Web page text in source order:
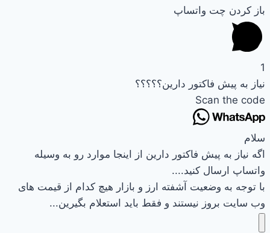
باز کردن چت واتساپ
1
نیاز به پیش فاکتور دارین؟؟؟؟؟
Scan the code
سلام
اگه نیاز به پیش فاکتور دارین از اینجا موارد رو به وسیله
واتساپ ارسال کنید....
با توجه به وضعیت آشفته ارز و بازار هیچ کدام از قیمت های
وب سایت بروز نیستند و فقط باید استعلام بگیرین...